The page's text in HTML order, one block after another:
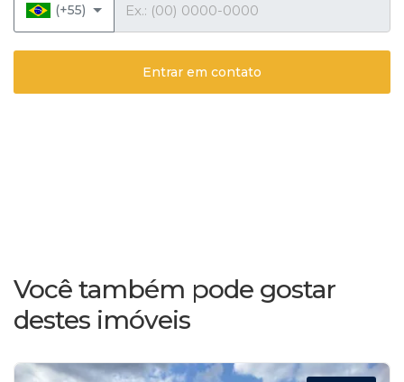
(+55)
Entrar em contato
Você também pode gostar
destes imóveis